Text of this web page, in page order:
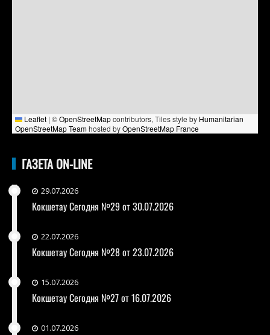
Leaflet | ©OpenStreetMapcontributors, Tiles style by Humanitarian
OpenStreetMap Teamhosted byOpenStreetMap France
ГАЗЕТА ON-LINE
29.07.2026
Кокшетау Сегодня №29 от 30.07.2026
22.07.2026
Кокшетау Сегодня №28 от 23.07.2026
15.07.2026
Кокшетау Сегодня №27 от 16.07.2026
01.07.2026